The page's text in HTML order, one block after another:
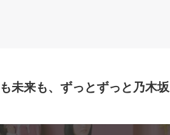
未来も、ずっとずっと乃木坂